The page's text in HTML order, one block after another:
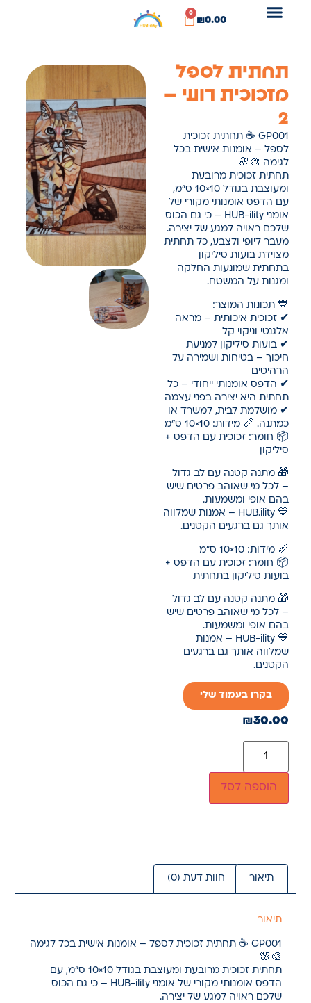
₪0.00
0
תחתית לספל
מזכוכית רועי –
2
GP001 ☕ תחתית זכוכית
לספל – אומנות אישית בכל
לגימה 🎨🌸
תחתית זכוכית מרובעת
ומעוצבת בגודל 10×10 ס"מ,
עם הדפס אומנותי מקורי של
אומני HUB-ility – כי גם הכוס
שלכם ראויה למגע של יצירה.
מעבר ליופי ולצבע, כל תחתית
מצוידת בועות סיליקון
בתחתית שמונעות החלקה
ומגנות על המשטח.
💙 תכונות המוצר:
✔ זכוכית איכותית – מראה
אלגנטי וניקוי קל
✔ בועות סיליקון למניעת
חיכוך – בטיחות ושמירה על
הרהיטים
✔ הדפס אומנותי ייחודי – כל
תחתית היא יצירה בפני עצמה
✔ מושלמת לבית, למשרד או
כמתנה. 📏 מידות: 10×10 ס"מ
📦 חומר: זכוכית עם הדפס +
סיליקון
🎁 מתנה קטנה עם לב גדול
– לכל מי שאוהב פרטים שיש
בהם אופי ומשמעות.
💙 HUB.ility – אמנות שמלווה
אותך גם ברגעים הקטנים.
📏 מידות: 10×10 ס"מ
📦 חומר: זכוכית עם הדפס +
בועות סיליקון בתחתית
🎁 מתנה קטנה עם לב גדול
– לכל מי שאוהב פרטים שיש
בהם אופי ומשמעות.
💙 HUB-ility – אמנות
שמלווה אותך גם ברגעים
הקטנים.
בקרו בעמוד שלי
₪30.00
הוספה לסל
תיאור חוות דעת (0)
תיאור
GP001 ☕ תחתית זכוכית לספל – אומנות אישית בכל לגימה
🎨🌸
תחתית זכוכית מרובעת ומעוצבת בגודל 10×10 ס"מ, עם
הדפס אומנותי מקורי של אומני HUB-ility – כי גם הכוס
שלכם ראויה למגע של יצירה.